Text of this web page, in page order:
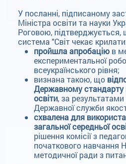
У посланні, підписаному
Міністра освіти та науки
Роговою, підтверджується,
система "Світ чекає
пройшла апробацію в
експериментальної
всеукраїнського рівня;
визнана такою, що
Державному стандарту
освіти, за
Державної служби
схвалена для
загальної середньої
рішення комісії з
початкового навчання
методичної ради з